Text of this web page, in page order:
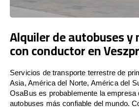
Alquiler de autobuses y
con conductor en
Servicios de transporte terrestre de
Asia, América del Norte, América del
OsaBus es probablemente la empresa
autobuses más confiable del mundo.